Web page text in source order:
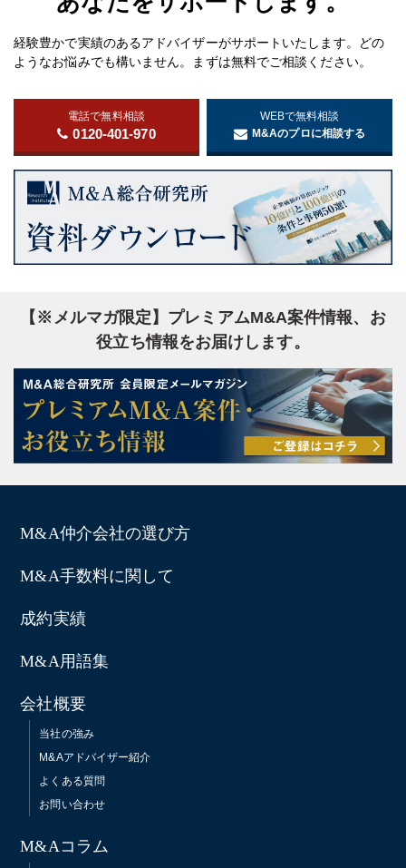
経験豊かで実績のあるアドバイザーがサポートいたします。どの
ようなお悩みでも構いません。まずは無料でご相談ください。
電話で無料相談
0120-401-970
WEBで無料相談
M&Aのプロに相談する
【※メルマガ限定】プレミアムM&A案件情報、お
役立ち情報をお届けします。
M&A仲介会社の選び方
M&A手数料に関して
成約実績
M&A用語集
会社概要
当社の強み
M&Aアドバイザー紹介
よくある質問
お問い合わせ
M&Aコラム